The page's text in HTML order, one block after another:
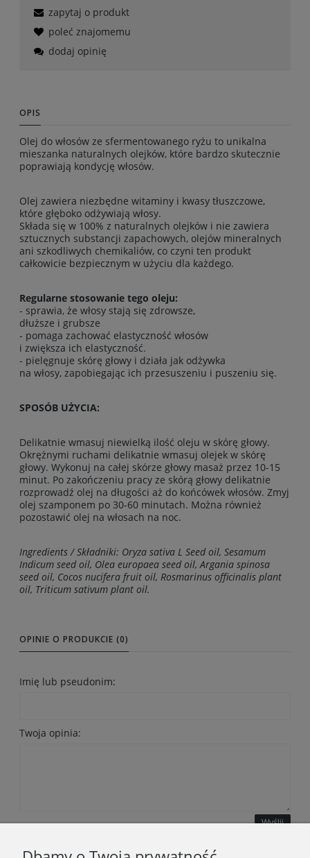
zapytaj o produkt
poleć znajomemu
dodaj opinię
OPIS
Olej do włosów ze sfermentowanego ryżu to unikalna
mieszanka naturalnych olejków, które bardzo skutecznie
poprawiają kondycję włosów.
Olej zawiera niezbędne witaminy i kwasy tłuszczowe,
które głęboko odżywiają włosy.
Składa się w 100% z naturalnych olejków i nie zawiera
sztucznych substancji zapachowych, olejów mineralnych
ani szkodliwych chemikaliów, co czyni ten produkt
całkowicie bezpiecznym w użyciu dla każdego.
Regularne stosowanie tego oleju:
- sprawia, że włosy stają się zdrowsze,
dłuższe i grubsze
- pomaga zachować elastyczność włosów
i zwiększa ich elastyczność.
- pielęgnuje skórę głowy i działa jak odżywka
na włosy, zapobiegając ich przesuszeniu i puszeniu się.
SPOSÓB UŻYCIA:
Delikatnie wmasuj niewielką ilość oleju w skórę głowy.
Okrężnymi ruchami delikatnie wmasuj olejek w skórę
głowy. Wykonuj na całej skórze głowy masaż przez 10-15
minut. Po zakończeniu pracy ze skórą głowy delikatnie
rozprowadź olej na długości aż do końcówek włosów. Zmyj
olej szamponem po 30-60 minutach. Można również
pozostawić olej na włosach na noc.
Ingredients / Składniki: Oryza sativa L Seed oil, Sesamum
Indicum seed oil, Olea europaea seed oil, Argania spinosa
seed oil, Cocos nucifera fruit oil, Rosmarinus officinalis plant
oil, Triticum sativum plant oil.
OPINIE O PRODUKCIE (0)
Imię lub pseudonim:
Twoja opinia:
Wyślij